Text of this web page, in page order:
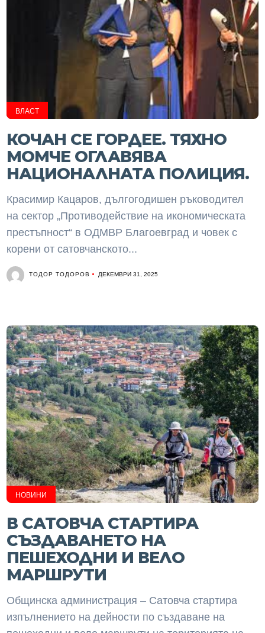
ВЛАСТ
КОЧАН СЕ ГОРДЕЕ. ТЯХНО
МОМЧЕ ОГЛАВЯВА
НАЦИОНАЛНАТА ПОЛИЦИЯ.
Красимир Кацаров, дългогодишен ръководител
на сектор „Противодействие на икономическата
престъпност“ в ОДМВР Благоевград и човек с
корени от сатовчанското...
ТОДОР ТОДОРОВ ДЕКЕМВРИ 31, 2025
НОВИНИ
В САТОВЧА СТАРТИРА
СЪЗДАВАНЕТО НА
ПЕШЕХОДНИ И ВЕЛО
МАРШРУТИ
Общинска администрация – Сатовча стартира
изпълнението на дейности по създаване на